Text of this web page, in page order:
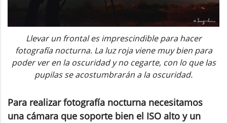
Llevar un frontal es imprescindible para hacer
fotografía nocturna. La luz roja viene muy bien para
poder ver en la oscuridad y no cegarte, con lo que las
pupilas se acostumbrarán a la oscuridad.
Para realizar fotografía nocturna necesitamos
una cámara que soporte bien el ISO alto y un